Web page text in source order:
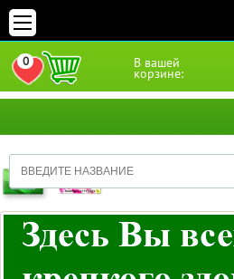
В вашей
корзине:
0
ПЕРЕЙТИ В ИЗБРАННОЕ